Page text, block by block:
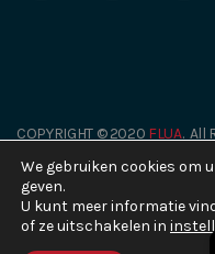
COPYRIGHT © 2020 FLUA. All
Design by2Be-Art Graphic
We gebruiken cookies om
geven.
U kunt meer informatie
of ze uitschakelen in